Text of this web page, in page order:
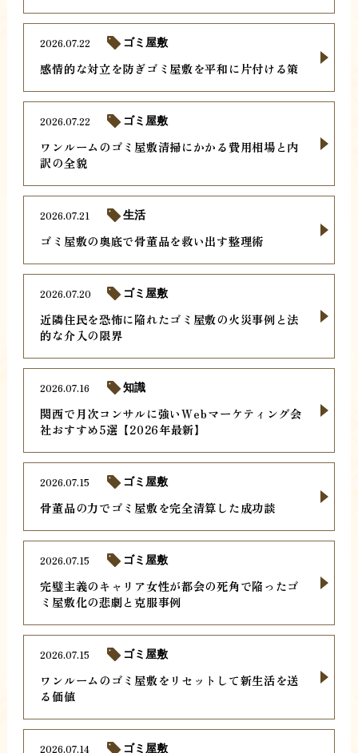
感情的な対立を防ぎゴミ屋敷を平和に片付ける策
2026.07.22 ゴミ屋敷
ワンルームのゴミ屋敷清掃にかかる費用相場と内
訳の全貌
2026.07.22 ゴミ屋敷
ゴミ屋敷の奥底で骨董品を救い出す整理術
2026.07.21 生活
近隣住民を恐怖に陥れたゴミ屋敷の火災事例と法
的な介入の限界
2026.07.20 ゴミ屋敷
関西で月次コンサルに強いWebマーケティング会
社おすすめ5選【2026年最新】
2026.07.16 知識
骨董品の力でゴミ屋敷を完全清算した成功談
2026.07.15 ゴミ屋敷
完璧主義のキャリア女性が都会の死角で陥ったゴ
ミ屋敷化の悲劇と克服事例
2026.07.15 ゴミ屋敷
ワンルームのゴミ屋敷をリセットして新生活を送
る価値
2026.07.15 ゴミ屋敷
2026.07.14 ゴミ屋敷